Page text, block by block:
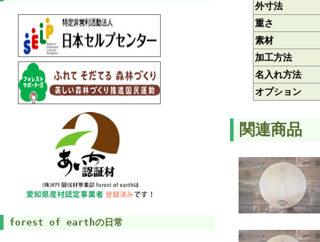
forest of earthの日常
外寸法
重さ
素材
加工方法
名入れ方法
オプション
関連商品